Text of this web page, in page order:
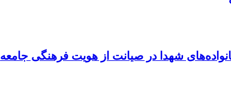
شهدا در صیانت از هویت فرهنگی جامعه